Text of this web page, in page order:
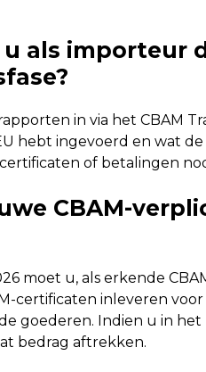
als importeur
in via het CBAM
hebt ingevoerd en wat
of betalingen
CBAM-
moet u, als erkende
certificaten inleveren
goederen. Indien u in
bedrag aftrekken.